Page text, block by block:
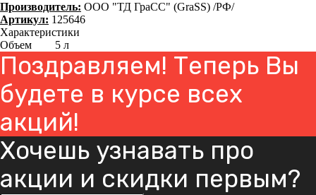
Производитель: ООО "ТД ГраСС" (GraSS) /РФ/
Артикул: 125646
Характеристики
Объем
5 л
Поздравляем! Теперь Вы
будете в курсе всех
акций!
Хочешь узнавать про
акции и скидки первым?